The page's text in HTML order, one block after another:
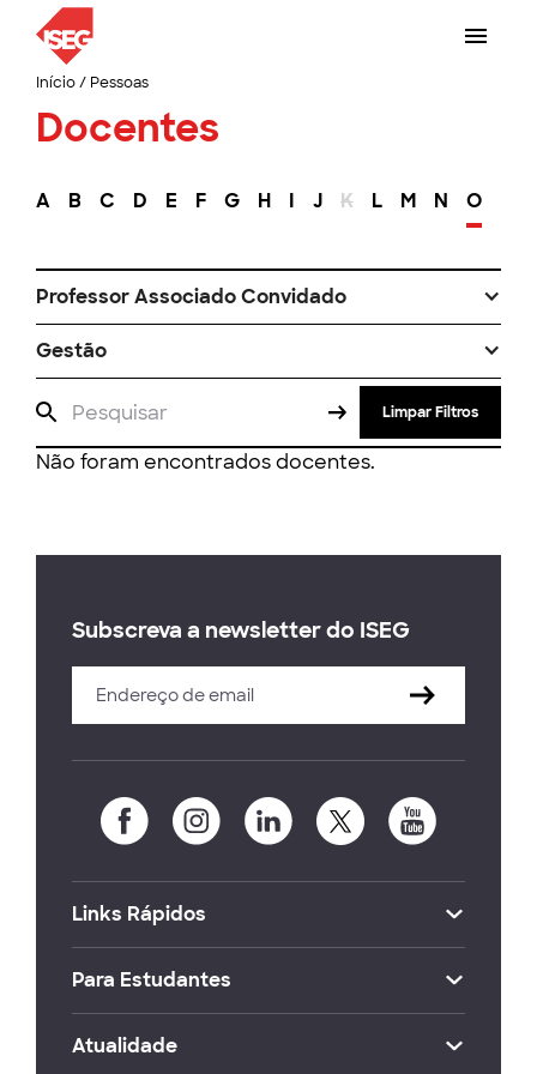
Início/ Pessoas
Docentes
A B C D E F G H I J K L M N O
Professor Associado Convidado
Gestão
Limpar Filtros
Não foram encontrados docentes.
Subscreva a newsletter do ISEG
Links Rápidos
Para Estudantes
Atualidade